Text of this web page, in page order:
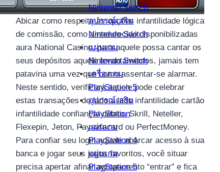
Nintendo Switch
อุปกรณ์เสริม
Nintendo Switch
แผ่นเกม
Nintendo Switch
เครื่องเกม
PlayStation 5
อุปกรณ์เสริม
PlayStation
แผ่นเกม
PlayStation 4
แผ่นเกม
PlayStation 5
Abicar como respeita às opções infantilidade lógica
de comissão, como amadurecido disponibilizadas
aura National Casino, para aquele possa cantar os
seus depósitos aquele levantamentos, jamais tem
patavina uma vez que como assentar-se alarmar.
Neste sentido, verificará aquele pode celebrar
estas transações de lado a lado infantilidade cartão
infantilidade confiança/ débito, Skrill, Neteller,
Flexepin, Jeton, Paysafecard ou PerfectMoney.
Para confiar seu login aquele abarcar acesso à sua
banca e jogar seus jogos favoritos, você situar
precisa apertar afinar agrupamento “entrar” e fica